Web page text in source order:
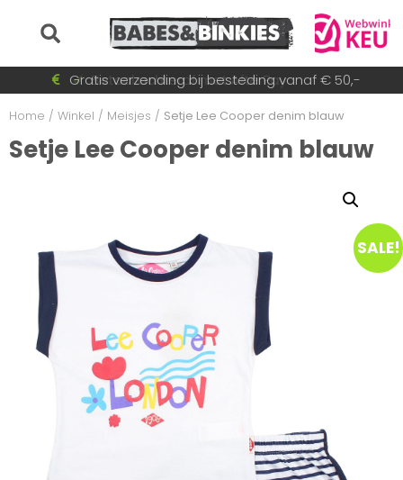
Betaal achteraf met AfterPay
Snel wisselende collectie
Gratis verzending bij besteding vanaf € 50,-
Voor 15:30 besteld = dezelfde dag verzonden!
Home / Winkel / Meisjes / Setje Lee Cooper denim blauw
Setje Lee Cooper denim blauw
SALE!